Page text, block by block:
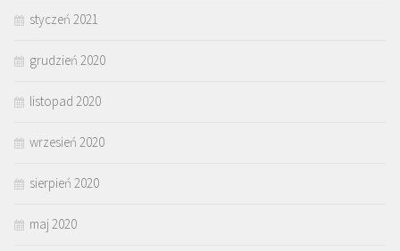
styczeń 2021
grudzień 2020
listopad 2020
wrzesień 2020
sierpień 2020
maj 2020